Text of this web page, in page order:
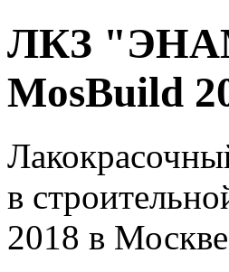
ЛКЗ
MosBuild
в
2018 в